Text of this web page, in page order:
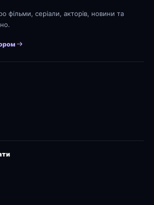
фільми, серіали, акторів, новини та